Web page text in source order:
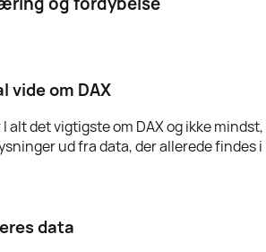
vide om DAX
alt det vigtigste om DAX og ikke
ud fra data, der allerede findes
data